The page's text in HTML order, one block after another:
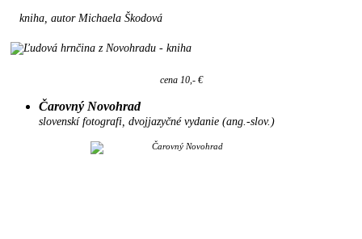
kniha, autor Michaela Škodová
cena 10,- €
Čarovný Novohrad
slovenskí fotografi, dvojjazyčné vydanie (ang.-slov.)